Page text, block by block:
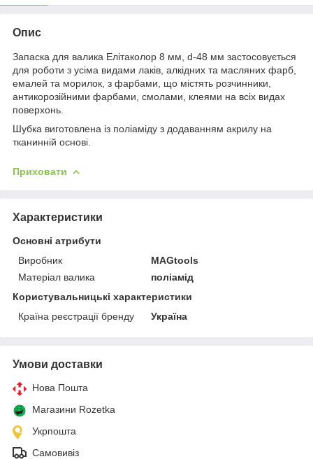
Опис
Запаска для валика Елітаколор 8 мм, d-48 мм застосовується
для роботи з усіма видами лаків, алкідних та масляних фарб,
емалей та морилок, з фарбами, що містять розчинники,
антикорозійними фарбами, смолами, клеями на всіх видах
поверхонь.
Шубка виготовлена ​​із поліаміду з додаванням акрилу на
тканинній основі.
Приховати
Характеристики
Основні атрибути
Виробник
MAGtools
Матеріал валика
поліамід
Користувальницькі характеристики
Країна реєстрації бренду
Україна
Умови доставки
Нова Пошта
Магазини Rozetka
Укрпошта
Самовивіз